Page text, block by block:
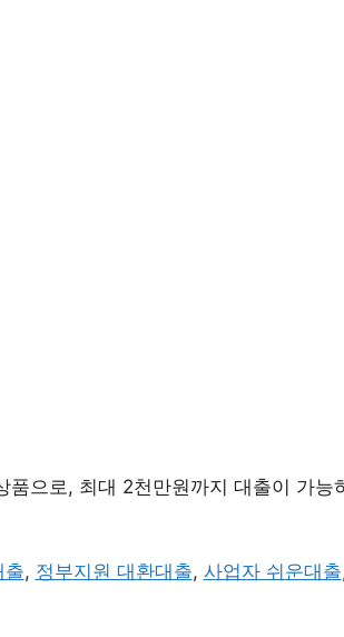
으로, 최대 2천만원까지 대출이 가능
출, 정부지원 대환대출, 사업자 쉬운대출